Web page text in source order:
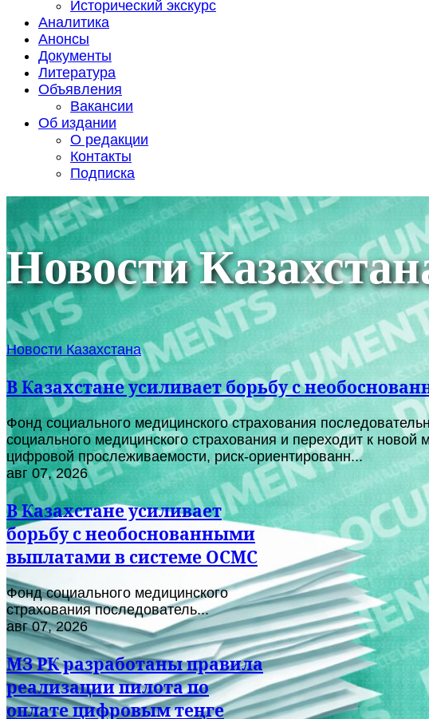
Исторический экскурс
Аналитика
Анонсы
Документы
Литература
Объявления
Вакансии
Об издании
О редакции
Контакты
Подписка
Новости
Новости Казахстана
В Казахстане усиливает борьбу с
Фонд социального медицинского страхования
социального медицинского страхования и переходит к
цифровой прослеживаемости, риск-ориентированн...
авг 07, 2026
В Казахстане усиливает
борьбу с необоснованными
выплатами в системе ОСМС
Фонд социального медицинского
страхования последователь...
авг 07, 2026
МЗ РК разработаны правила
реализации пилота по
оплате цифровым теңге